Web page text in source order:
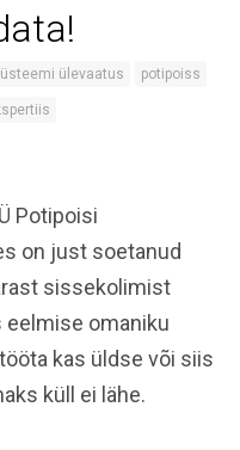
ülevaatus potipoiss
Potipoisi
on just soetanud
sissekolimist
eelmise omaniku
kas üldse või siis
küll ei lähe.